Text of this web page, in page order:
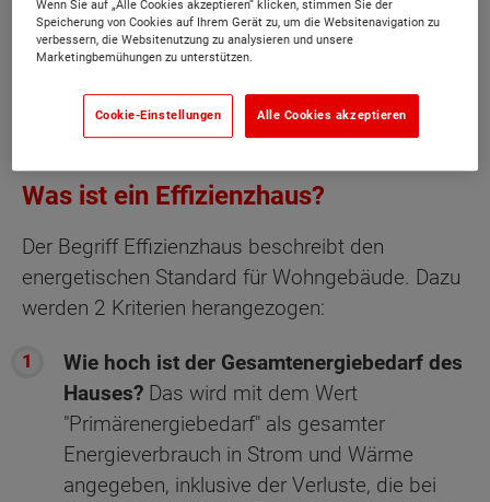
Fakt 3: Erneuerbare Energien sind im
Neubau ein Muss
Was ist ein Effizienzhaus?
Der Begriff Effizienzhaus beschreibt den
energetischen Standard für Wohngebäude. Dazu
werden 2 Kriterien herangezogen:
Wie hoch ist der Gesamtenergiebedarf des
Hauses? Das wird mit dem Wert
"Primärenergiebedarf" als gesamter
Energieverbrauch in Strom und Wärme
angegeben, inklusive der Verluste, die bei
Wenn Sie auf „Alle Cookies akzeptieren“ klicken, stimmen Sie der
Speicherung von Cookies auf Ihrem Gerät zu, um die Websitenavigation zu
verbessern, die Websitenutzung zu analysieren und unsere
Marketingbemühungen zu unterstützen.
Cookie-Einstellungen Alle Cookies akzeptieren